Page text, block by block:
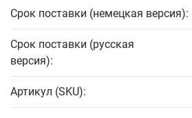
Срок поставки (немецкая версия):
Срок поставки (русская
версия):
Артикул (SKU):